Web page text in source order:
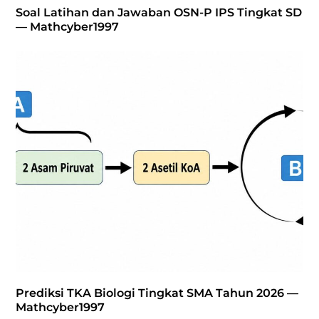
Soal Latihan dan Jawaban OSN-P IPS Tingkat SD
— Mathcyber1997
Prediksi TKA Biologi Tingkat SMA Tahun 2026 —
Mathcyber1997